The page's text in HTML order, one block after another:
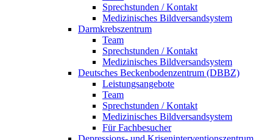
Sprechstunden / Kontakt
Medizinisches Bildversandsystem
Darmkrebszentrum
Team
Sprechstunden / Kontakt
Medizinisches Bildversandsystem
Deutsches Beckenbodenzentrum (DBBZ)
Leistungsangebote
Team
Sprechstunden / Kontakt
Medizinisches Bildversandsystem
Für Fachbesucher